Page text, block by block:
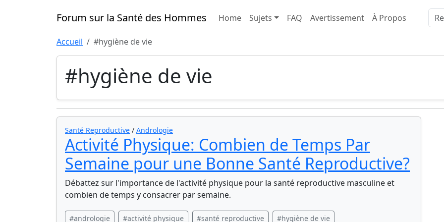
Forum sur la Santé des Hommes Home Sujets FAQ Avertissement À Propos
Accueil #hygiène de vie
#hygiène de vie
Santé Reproductive / Andrologie
Activité Physique: Combien de Temps Par
Semaine pour une Bonne Santé Reproductive?
Débattez sur l'importance de l'activité physique pour la santé reproductive masculine et
combien de temps y consacrer par semaine.
#andrologie #activité physique #santé reproductive #hygiène de vie